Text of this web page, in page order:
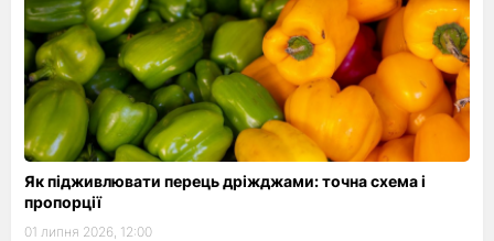
Як підживлювати перець дріжджами: точна схема і
пропорції
01 липня 2026, 12:00